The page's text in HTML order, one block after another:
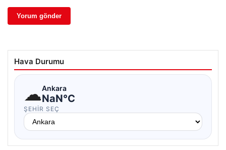
Hava Durumu
☁Ankara
NaN°C
ŞEHIR SEÇ